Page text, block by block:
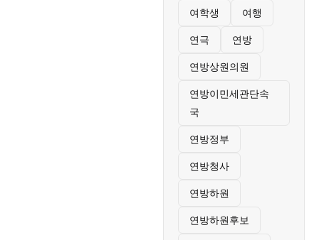
여학생 여행
연극 연방
연방상원의원
연방이민세관단속
국
연방정부
연방청사
연방하원
연방하원후보